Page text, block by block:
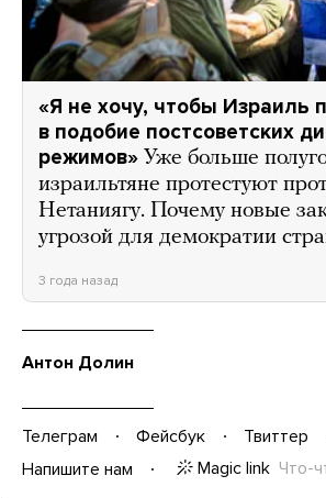
«Я не хочу, чтобы Израиль
в подобие постсоветских
режимов» Уже больше
израильтяне протестуют
Нетаниягу. Почему новые
угрозой для демократии
3 года назад
Антон Долин
Телеграм Фейсбук Твиттер
Напишите нам
Magic link Что-